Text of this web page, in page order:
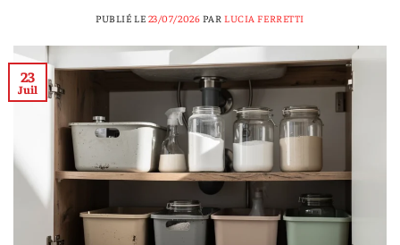
PUBLIÉ LE 23/07/2026 PAR LUCIA FERRETTI
23
Juil